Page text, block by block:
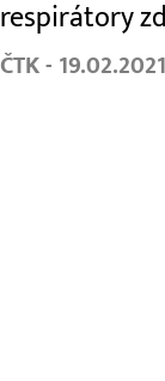
respirátory
ČTK - 19.02.2021